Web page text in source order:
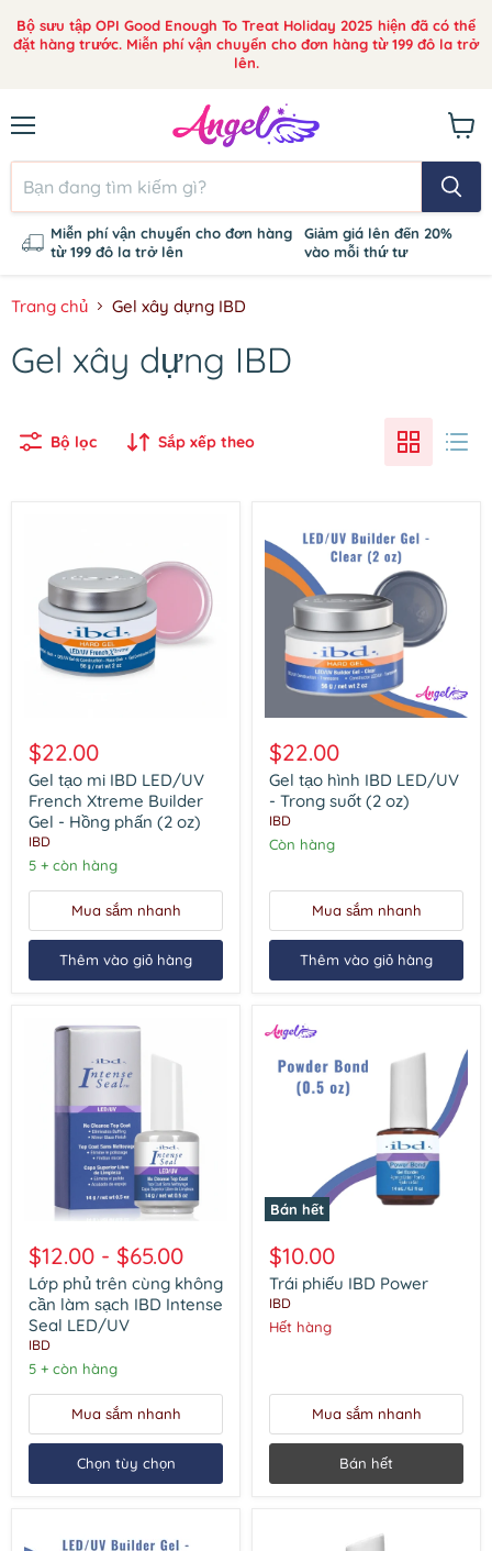
Bộ sưu tập OPI Good Enough To Treat Holiday 2025 hiện đã có thể
đặt hàng trước. Miễn phí vận chuyển cho đơn hàng từ 199 đô la trở
lên.
đơn
Miễn phí vận chuyển cho đơn hàng
từ 199 đô la trở lên
Giảm giá lên đến 20%
vào mỗi thứ tư
giỏ
hàng
Trang chủ Gel xây dựng IBD
Gel xây dựng IBD
Bộ lọc Sắp xếp theo
tạo
mi
IBD
LED/UV
French
Xtreme
Builder
Gel
(2
$22.00
Gel tạo mi IBD LED/UV
French Xtreme Builder
Gel - Hồng phấn (2 oz)
IBD
5 + còn hàng
Mua sắm nhanh
Thêm vào giỏ hàng
tạo
hình
IBD
LED/UV
Trong
suốt
$22.00
Gel tạo hình IBD LED/UV
- Trong suốt (2 oz)
IBD
Còn hàng
Mua sắm nhanh
Thêm vào giỏ hàng
phủ
trên
cùng
không
cần
làm
sạch
IBD
LED/UV
$12.00 - $65.00
Lớp phủ trên cùng không
cần làm sạch IBD Intense
Seal LED/UV
IBD
5 + còn hàng
Mua sắm nhanh
Chọn tùy chọn
Bán hết
phiếu
IBD
Power
$10.00
Trái phiếu IBD Power
IBD
Hết hàng
Mua sắm nhanh
Bán hết